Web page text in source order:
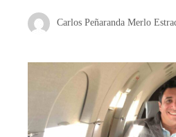
Carlos Peñaranda Merlo